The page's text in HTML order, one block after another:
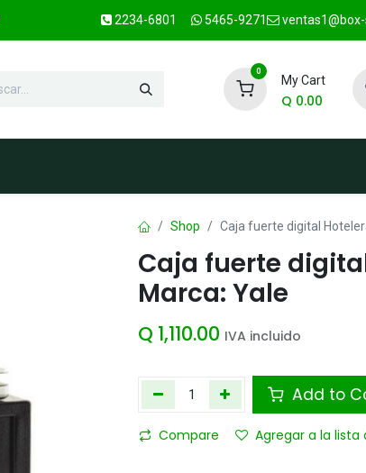
2234-6801 5465-9271
0
My Cart
Q 0.00
Shop Caja fuerte digital
Caja fuerte
Marca: Yale
Q 1,110.00 IVA incluido
Add to
Compare Agregar a la lista